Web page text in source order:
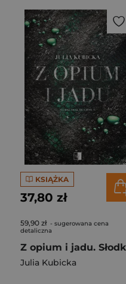
KSIĄŻKA
37,80 zł
59,90 zł - sugerowana cena
detaliczna
Julia Kubicka